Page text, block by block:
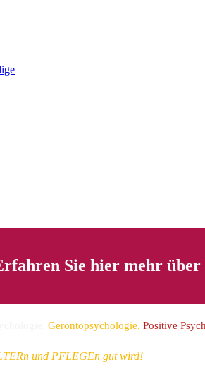
Sie hier mehr über
Gerontopsychologie, Positive
und PFLEGEn gut wird!